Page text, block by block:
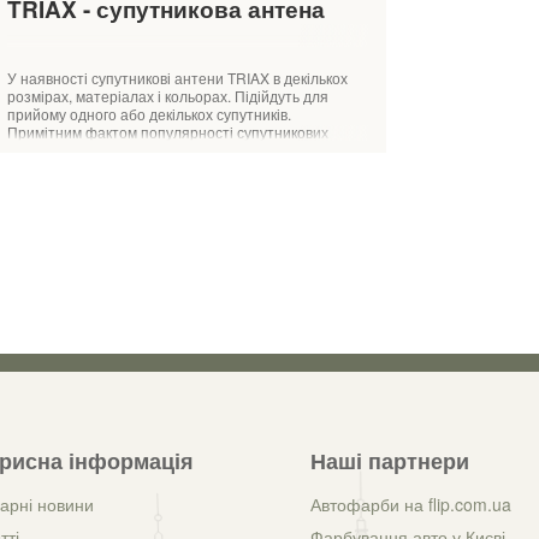
TRIAX - супутникова антена
У наявності супутникові антени TRIAX в декількох
розмірах, матеріалах і кольорах. Підійдуть для
прийому одного або декількох супутників.
Примітним фактом популярності супутникових
інформація
новини
Наші партнери
Автофарби на flip.com.ua